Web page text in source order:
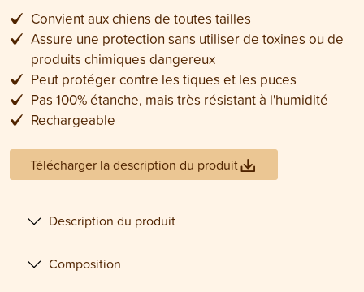
Convient aux chiens de toutes tailles
Assure une protection sans utiliser de toxines ou de
produits chimiques dangereux
Peut protéger contre les tiques et les puces
Pas 100% étanche, mais très résistant à l'humidité
Rechargeable
Télécharger la description du produit
Description du produit
Composition